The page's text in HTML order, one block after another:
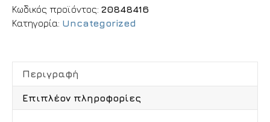
Κωδικός προϊόντος: 20848416
Κατηγορία: Uncategorized
Περιγραφή
Επιπλέον πληροφορίες